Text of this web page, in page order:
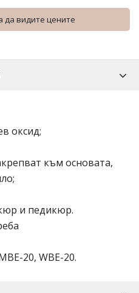
да видите цените
оксид;
към основата,
и педикюр.
20, WBE-20.